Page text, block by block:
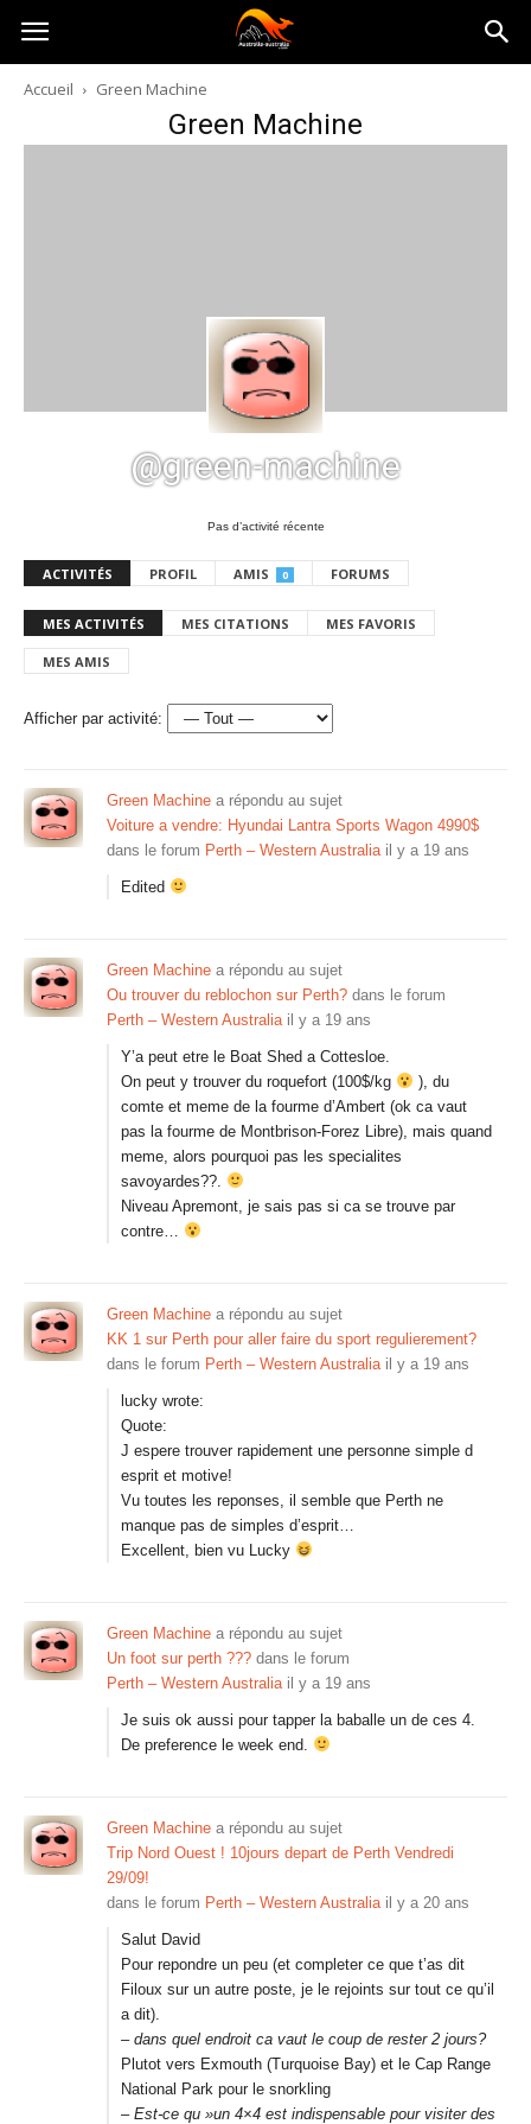
Australia-
australie.com
Accueil Green Machine
Green Machine
@green-machine
Pas d’activité récente
ACTIVITÉS PROFIL AMIS 0 FORUMS
MES ACTIVITÉS MES CITATIONS MES FAVORIS
MES AMIS
Afficher par activité:
Green Machine a répondu au sujet
Voiture a vendre: Hyundai Lantra Sports Wagon 4990$
dans le forum Perth – Western Australia il y a 19 ans
Edited
Green Machine a répondu au sujet
Ou trouver du reblochon sur Perth? dans le forum
Perth – Western Australia il y a 19 ans
Y’a peut etre le Boat Shed a Cottesloe.
On peut y trouver du roquefort (100$/kg
), du
comte et meme de la fourme d’Ambert (ok ca vaut
pas la fourme de Montbrison-Forez Libre), mais quand
meme, alors pourquoi pas les specialites
savoyardes??.
Niveau Apremont, je sais pas si ca se trouve par
contre…
Green Machine a répondu au sujet
KK 1 sur Perth pour aller faire du sport regulierement?
dans le forum Perth – Western Australia il y a 19 ans
lucky wrote:
Quote:
J espere trouver rapidement une personne simple d
esprit et motive!
Vu toutes les reponses, il semble que Perth ne
manque pas de simples d’esprit…
Excellent, bien vu Lucky
Green Machine a répondu au sujet
Un foot sur perth ??? dans le forum
Perth – Western Australia il y a 19 ans
Je suis ok aussi pour tapper la baballe un de ces 4.
De preference le week end.
Green Machine a répondu au sujet
Trip Nord Ouest ! 10jours depart de Perth Vendredi
29/09!
dans le forum Perth – Western Australia il y a 20 ans
Salut David
Pour repondre un peu (et completer ce que t’as dit
Filoux sur un autre poste, je le rejoints sur tout ce qu’il
a dit).
– dans quel endroit ca vaut le coup de rester 2 jours?
Plutot vers Exmouth (Turquoise Bay) et le Cap Range
National Park pour le snorkling
– Est-ce qu »un 4×4 est indispensable pour visiter des